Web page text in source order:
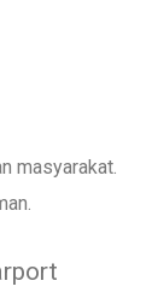
masyarakat.